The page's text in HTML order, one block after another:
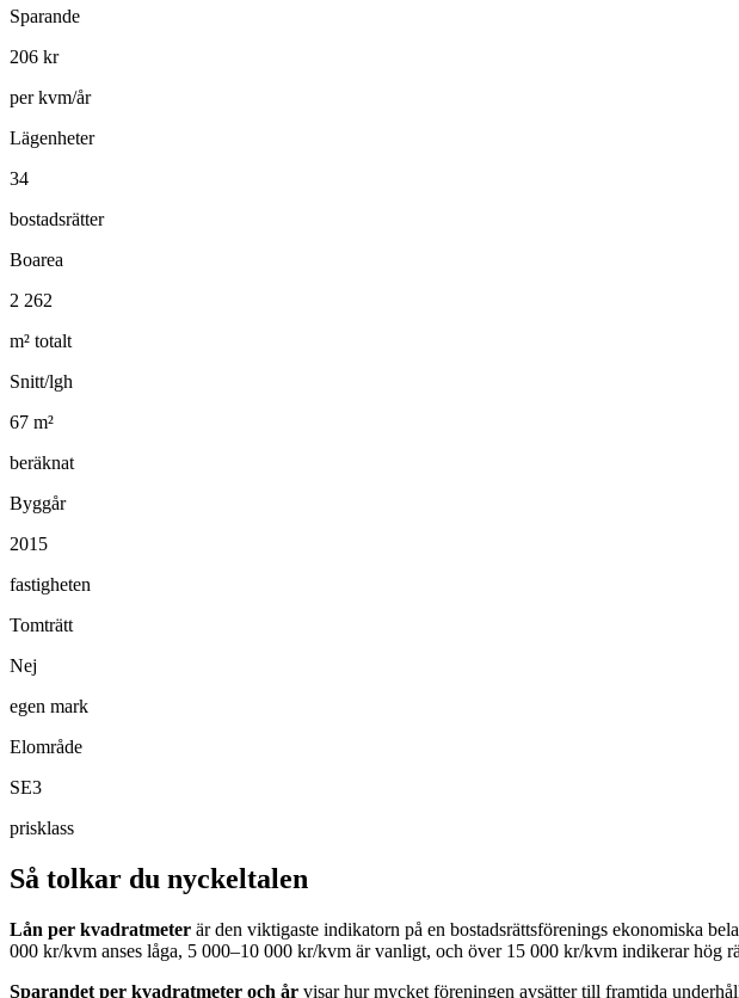
Sparande
206 kr
per kvm/år
Lägenheter
34
bostadsrätter
Boarea
2 262
m² totalt
Snitt/lgh
67 m²
beräknat
Byggår
2015
fastigheten
Tomträtt
Nej
egen mark
Elområde
SE3
prisklass
Så tolkar du nyckeltalen
Lån per kvadratmeter är den viktigaste indikatorn på en bostadsrättsförenings ekonomiska
000 kr/kvm anses låga, 5 000–10 000 kr/kvm är vanligt, och över 15 000 kr/kvm indikerar hög
Sparandet per kvadratmeter och år visar hur mycket föreningen avsätter till framtida